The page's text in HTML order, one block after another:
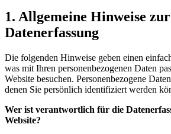
1. Allgemeine Hinweise zur
Datenerfassung
Die folgenden Hinweise geben einen
was mit Ihren personenbezogenen Daten
Website besuchen. Personenbezogene
denen Sie persönlich identifiziert werden
Wer ist verantwortlich für die
Website?